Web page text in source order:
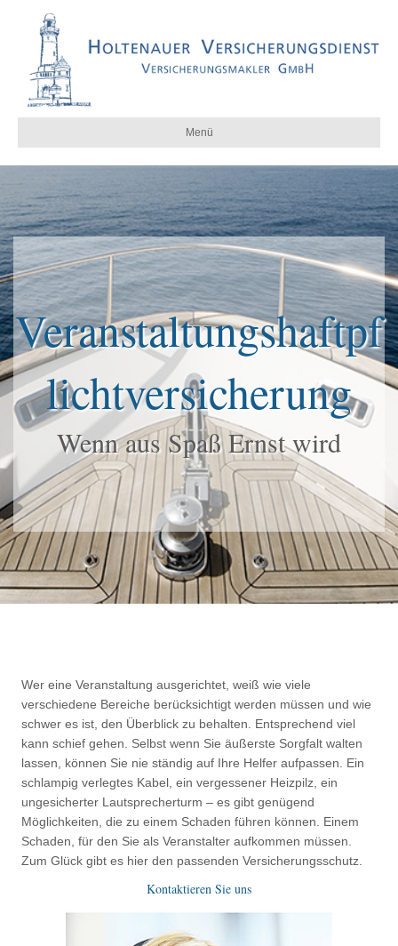
Menü
Veranstaltungshaftpf
lichtversicherung
Wenn aus Spaß Ernst wird
Wer eine Veranstaltung ausgerichtet, weiß wie viele
verschiedene Bereiche berücksichtigt werden müssen und wie
schwer es ist, den Überblick zu behalten. Entsprechend viel
kann schief gehen. Selbst wenn Sie äußerste Sorgfalt walten
lassen, können Sie nie ständig auf Ihre Helfer aufpassen. Ein
schlampig verlegtes Kabel, ein vergessener Heizpilz, ein
ungesicherter Lautsprecherturm – es gibt genügend
Möglichkeiten, die zu einem Schaden führen können. Einem
Schaden, für den Sie als Veranstalter aufkommen müssen.
Zum Glück gibt es hier den passenden Versicherungsschutz.
Kontaktieren Sie uns